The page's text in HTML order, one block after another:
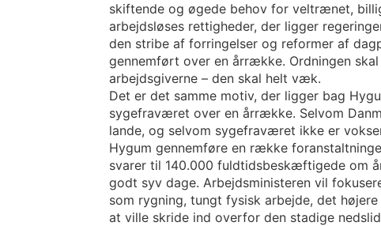
skiftende og øgede behov for veltrænet,
arbejdsløses rettigheder, der ligger
den stribe af forringelser og reformer af
gennemført over en årrække. Ordningen
arbejdsgiverne – den skal helt væk.
Det er det samme motiv, der ligger bag
sygefraværet over en årrække. Selvom
lande, og selvom sygefraværet ikke er
Hygum gennemføre en række
svarer til 140.000 fuldtidsbeskæftigede om
godt syv dage. Arbejdsministeren vil
som rygning, tungt fysisk arbejde, det
at ville skride ind overfor den stadige